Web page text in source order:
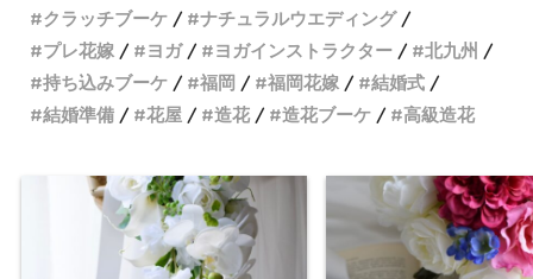
クラッチブーケ
ナチュラルウエディング
プレ花嫁
ヨガ ヨガインストラクター
北九州
持ち込みブーケ
福岡 福岡花嫁
結婚式
結婚準備
花屋 造花 造花ブーケ 高級造花